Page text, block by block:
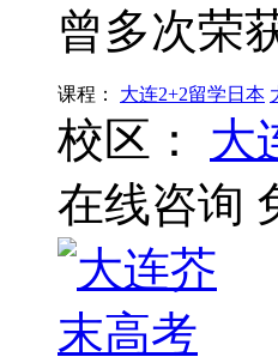
曾多次荣
课程： 大连2+2留学日本
校区： 大
在线咨询